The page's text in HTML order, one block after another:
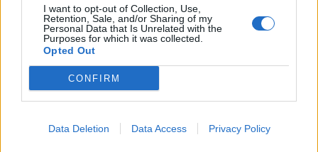
I want to opt-out of Collection, Use,
Retention, Sale, and/or Sharing of my
Personal Data that Is Unrelated with the
Purposes for which it was collected.
Opted Out
CONFIRM
Data Deletion Data Access Privacy Policy
Minka 11. rész
T. szereti a fiatal lányokat 14. rész